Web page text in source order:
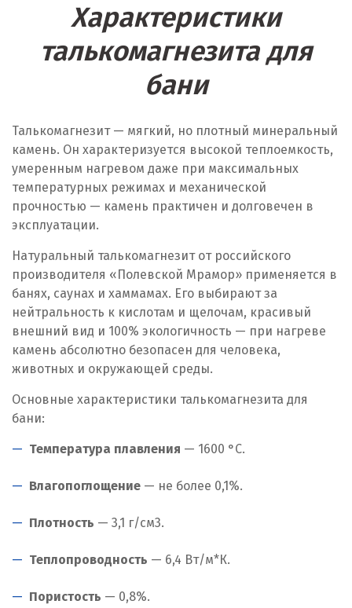
Характеристики
талькомагнезита для
бани
Талькомагнезит — мягкий, но плотный минеральный
камень. Он характеризуется высокой теплоемкость,
умеренным нагревом даже при максимальных
температурных режимах и механической
прочностью — камень практичен и долговечен в
эксплуатации.
Натуральный талькомагнезит от российского
производителя «Полевской Мрамор» применяется в
банях, саунах и хаммамах. Его выбирают за
нейтральность к кислотам и щелочам, красивый
внешний вид и 100% экологичность — при нагреве
камень абсолютно безопасен для человека,
животных и окружающей среды.
Основные характеристики талькомагнезита для
бани:
Температура плавления — 1600 °C.
Влагопоглощение — не более 0,1%.
Плотность — 3,1 г/см3.
Теплопроводность — 6,4 Вт/м*К.
Пористость — 0,8%.